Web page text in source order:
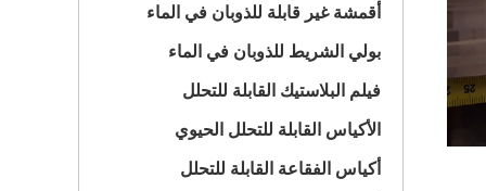
أقمشة غير قابلة للذوبان في الماء
بولي الشريط للذوبان في الماء
فيلم البلاستيك القابلة للتحلل
الأكياس القابلة للتحلل الحيوي
أكياس الفقاعة القابلة للتحلل